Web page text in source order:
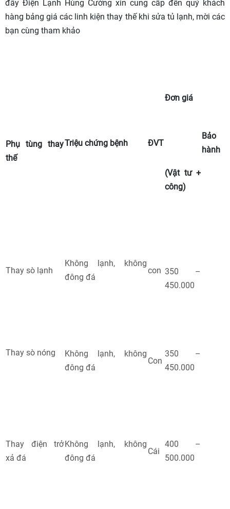
đây Điện Lạnh Hùng Cường xin cung cấp đến quý khách
hàng bảng giá các linh kiện thay thế khi sửa tủ lạnh, mời các
bạn cùng tham khảo
Phụ tùng thay
thế
Triệu chứng bệnh ĐVT
Đơn giá
Bảo
hành
(Vật tư +
công)
Thay sò lạnh
Không lạnh, không
đông đá
con 350 –
450.000
Thay sò nóng
Không lạnh, không
đông đá
Con
350 –
450.000
Thay điện trở
xả đá
Không lạnh, không
đông đá
Cái
400 –
500.000